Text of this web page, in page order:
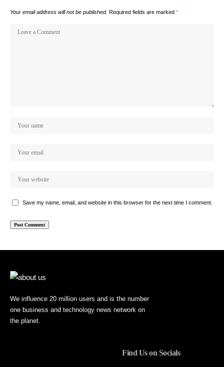
Your email address will not be published. Required fields are marked *
Save my name, email, and website in this browser for the next time I comment.
We influence 20 million users and is the number
one business and technology news network on
the planet.
Find Us on Socials